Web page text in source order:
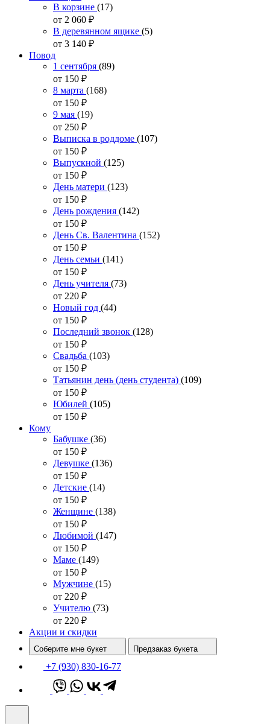
В корзине (17)
от 2 060 ₽
В деревянном ящике (5)
от 3 140 ₽
Повод
1 сентября (89)
от 150 ₽
8 марта (168)
от 150 ₽
9 мая (19)
от 250 ₽
Выписка в роддоме (107)
от 150 ₽
Выпускной (125)
от 150 ₽
День матери (123)
от 150 ₽
День рождения (142)
от 150 ₽
День Св. Валентина (152)
от 150 ₽
День семьи (141)
от 150 ₽
День учителя (73)
от 220 ₽
Новый год (44)
от 150 ₽
Последний звонок (128)
от 150 ₽
Свадьба (103)
от 150 ₽
Татьянин день (день студента) (109)
от 150 ₽
Юбилей (105)
от 150 ₽
Кому
Бабушке (36)
от 150 ₽
Девушке (136)
от 150 ₽
Детские (14)
от 150 ₽
Женщине (138)
от 150 ₽
Любимой (147)
от 150 ₽
Маме (149)
от 150 ₽
Мужчине (15)
от 220 ₽
Учителю (73)
от 220 ₽
Акции и скидки
Соберите мне букет Предзаказ букета
+7 (930) 830-16-77